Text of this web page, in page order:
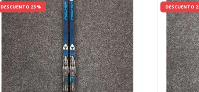
DESCUENTO 23 % DESCUENTO